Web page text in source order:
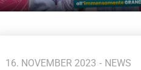
16. NOVEMBER 2023 - NEWS